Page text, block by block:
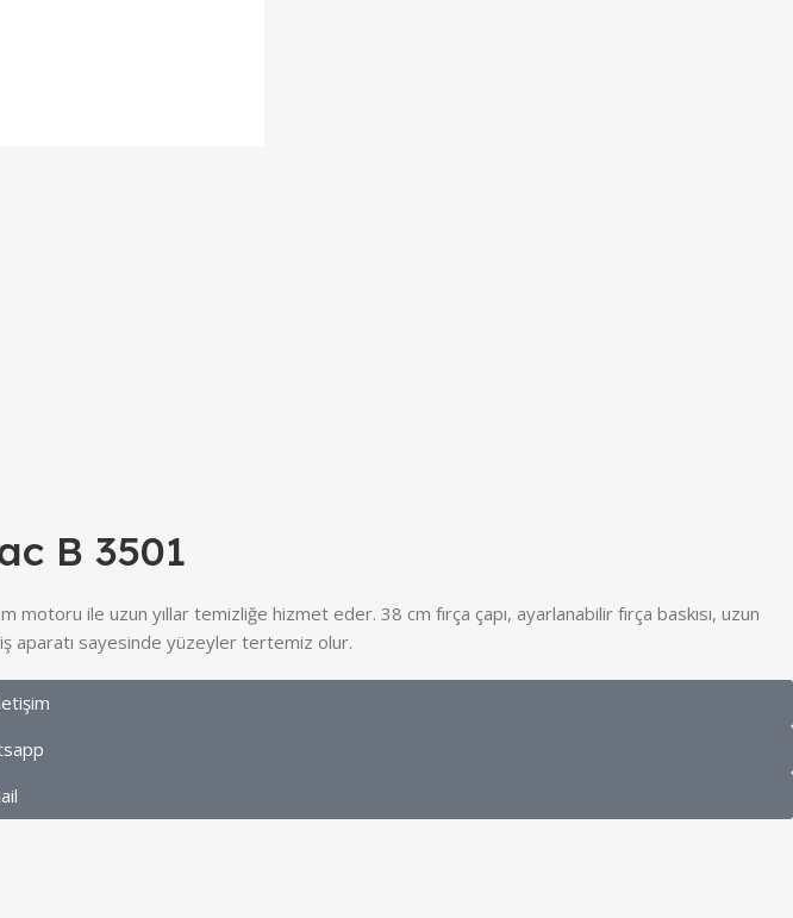
B 3501
ile uzun yıllar temizliğe hizmet eder. 38 cm fırça çapı, ayarlanabilir fırça baskısı, uzun
aparatı sayesinde yüzeyler tertemiz olur.